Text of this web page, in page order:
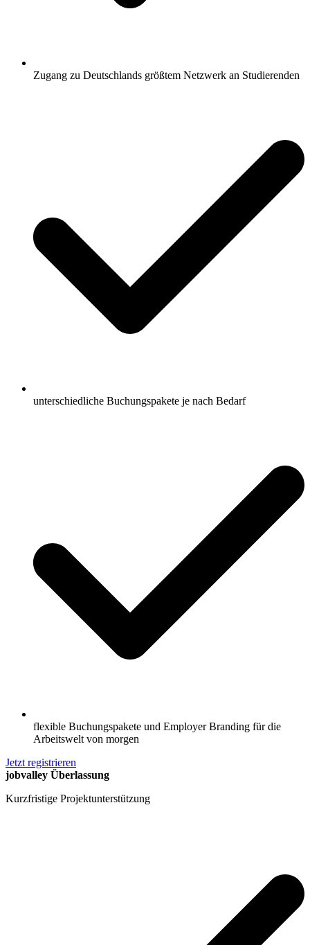
Zugang zu Deutschlands größtem Netzwerk an Studierenden
unterschiedliche Buchungspakete je nach Bedarf
flexible Buchungspakete und Employer Branding für die
Arbeitswelt von morgen
Jetzt registrieren
jobvalley Überlassung
Kurzfristige Projektunterstützung